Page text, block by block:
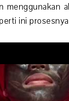
menggunakan
ini